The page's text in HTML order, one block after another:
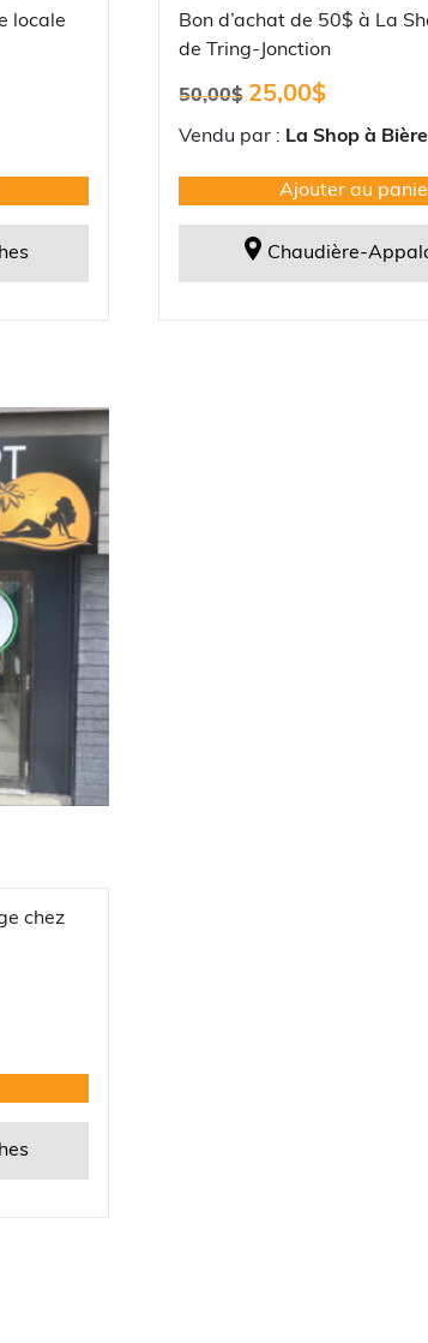
locale
Bon d’achat de 50$ à La
de Tring-Jonction
50,00$
Le
initial
50,00$.
25,00$
actuel
25,00$.
Vendu par : La Shop à Bière
Ajouter au
Chaudière-
chez